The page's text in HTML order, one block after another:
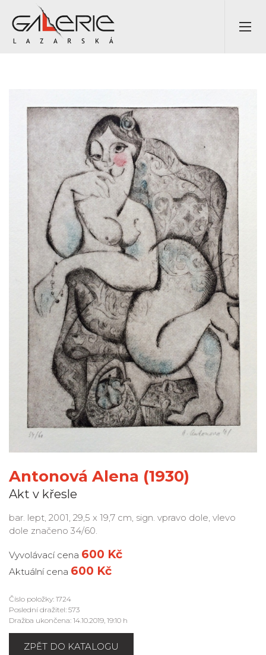
Antonová Alena (1930)
Akt v křesle
bar. lept, 2001, 29,5 x 19,7 cm, sign. vpravo dole, vlevo
dole značeno 34/60.
Vyvolávací cena 600 Kč
Aktuální cena 600 Kč
Číslo položky: 1724
Poslední dražitel: 573
Dražba ukončena: 14.10.2019, 19:10 h
ZPĚT DO KATALOGU